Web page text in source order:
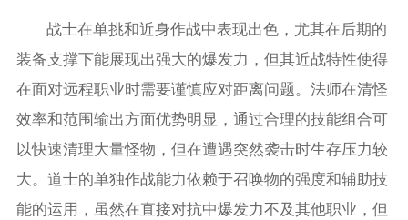
战士在单挑和近身作战中表现出色，尤其在后期的
装备支撑下能展现出强大的爆发力，但其近战特性使得
在面对远程职业时需要谨慎应对距离问题。法师在清怪
效率和范围输出方面优势明显，通过合理的技能组合可
以快速清理大量怪物，但在遭遇突然袭击时生存压力较
大。道士的单独作战能力依赖于召唤物的强度和辅助技
能的运用，虽然在直接对抗中爆发力不及其他职业，但